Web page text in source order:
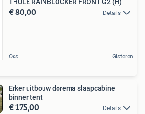
THULE RAINBLOCKER FRONT G2 (H)
€ 80,00 Details
Oss Gisteren
Erker uitbouw dorema slaapcabine
binnentent
€ 175,00 Details